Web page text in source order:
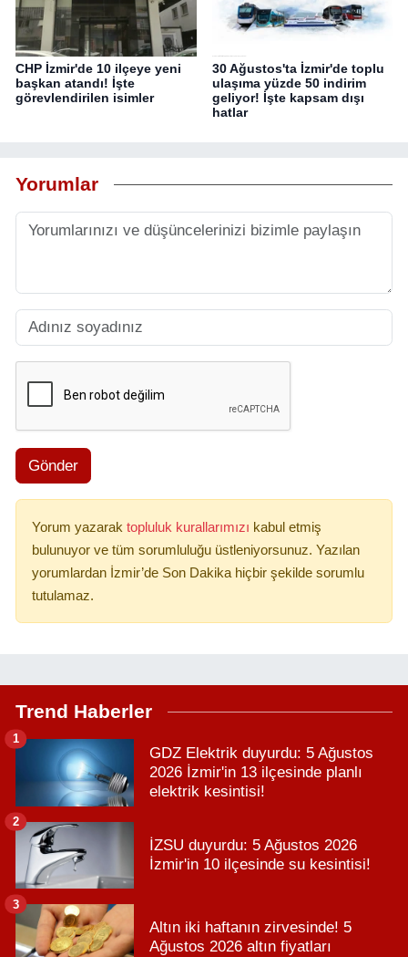
CHP İzmir'de 10 ilçeye yeni
başkan atandı! İşte
görevlendirilen isimler
30 Ağustos'ta İzmir'de toplu
ulaşıma yüzde 50 indirim
geliyor! İşte kapsam dışı
hatlar
Yorumlar
Gönder
Yorum yazarak topluluk kurallarımızı kabul etmiş
bulunuyor ve tüm sorumluluğu üstleniyorsunuz. Yazılan
yorumlardan İzmir’de Son Dakika hiçbir şekilde sorumlu
tutulamaz.
Trend Haberler
GDZ Elektrik duyurdu: 5 Ağustos
2026 İzmir'in 13 ilçesinde planlı
elektrik kesintisi!
1
İZSU duyurdu: 5 Ağustos 2026
İzmir'in 10 ilçesinde su kesintisi!
2
Altın iki haftanın zirvesinde! 5
Ağustos 2026 altın fiyatları
3